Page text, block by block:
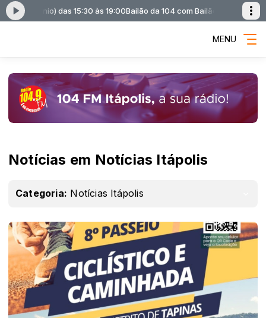
das 15:30 às 19:00Bailão da 104 com Bailão da 104 (Marco
MENU
Notícias em Notícias Itápolis
Categoria: Notícias Itápolis